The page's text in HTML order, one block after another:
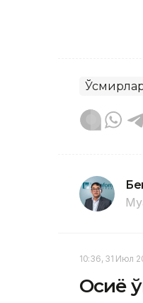
10:36, 31 Июл
Осиё